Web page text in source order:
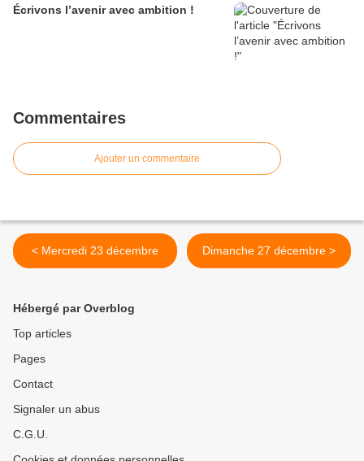
Écrivons l’avenir avec ambition !
Commentaires
Ajouter un commentaire
< Mercredi 23 décembre Dimanche 27 décembre >
Hébergé par Overblog
Top articles
Pages
Contact
Signaler un abus
C.G.U.